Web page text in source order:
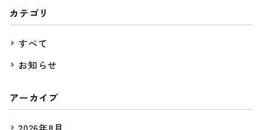
カテゴリ
すべて
お知らせ
アーカイブ